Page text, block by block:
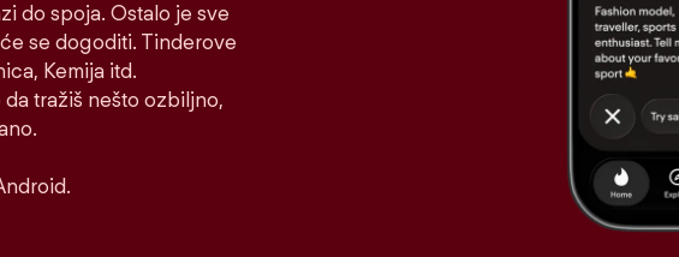
do spoja. Ostalo je sve
se dogoditi. Tinderove
Kemija itd.
tražiš nešto ozbiljno,